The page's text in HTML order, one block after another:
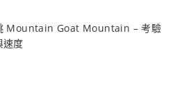
Mountain Goat Mountain – 考驗
速度